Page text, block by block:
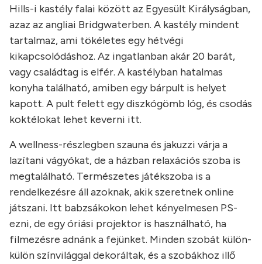
Hills-i kastély falai között az Egyesült Királyságban,
azaz az angliai Bridgwaterben. A kastély mindent
tartalmaz, ami tökéletes egy hétvégi
kikapcsolódáshoz. Az ingatlanban akár 20 barát,
vagy családtag is elfér. A kastélyban hatalmas
konyha található, amiben egy bárpult is helyet
kapott. A pult felett egy diszkógömb lóg, és csodás
koktélokat lehet keverni itt.
A wellness-részlegben szauna és jakuzzi várja a
lazítani vágyókat, de a házban relaxációs szoba is
megtalálható. Természetes játékszoba is a
rendelkezésre áll azoknak, akik szeretnek online
játszani. Itt babzsákokon lehet kényelmesen PS-
ezni, de egy óriási projektor is használható, ha
filmezésre adnánk a fejünket. Minden szobát külön-
külön színvilággal dekoráltak, és a szobákhoz illő